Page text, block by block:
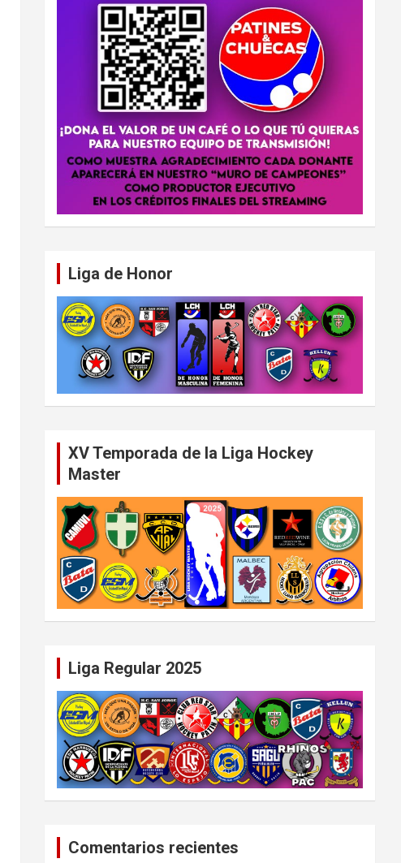
Liga de Honor
XV Temporada de la Liga Hockey
Master
Liga Regular 2025
Comentarios recientes